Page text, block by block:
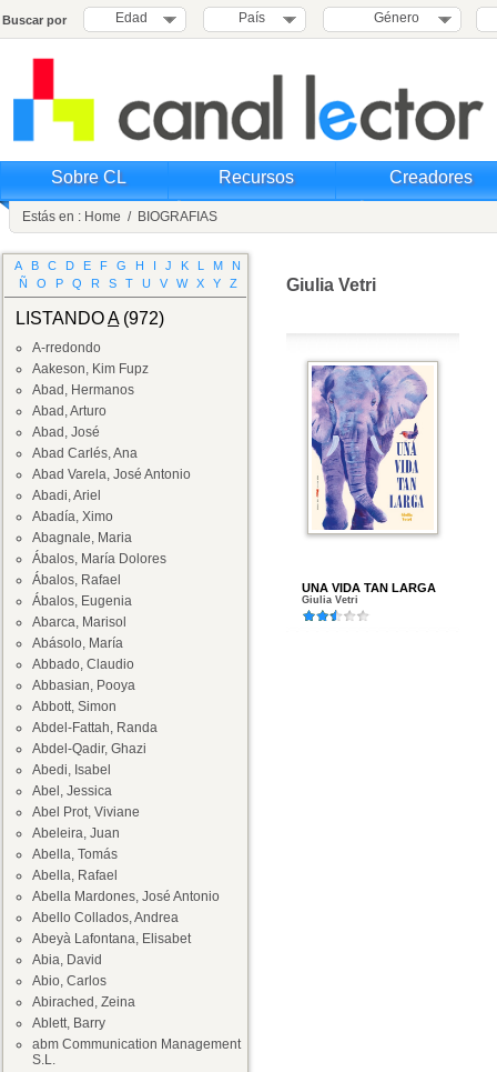
Buscar por Edad País Género
Sobre CL Recursos Creadores
Estás en : Home / BIOGRAFIAS
A B C D E F G H I J K L M
N
Ñ
O P Q R S T U V W X Y Z
LISTANDOA(972)
A-rredondo
Aakeson, Kim Fupz
Abad, Hermanos
Abad, Arturo
Abad, José
Abad Carlés, Ana
Abad Varela, José Antonio
Abadi, Ariel
Abadía, Ximo
Abagnale, Maria
Ábalos, María Dolores
Ábalos, Rafael
Ábalos, Eugenia
Abarca, Marisol
Abásolo, María
Abbado, Claudio
Abbasian, Pooya
Abbott, Simon
Abdel-Fattah, Randa
Abdel-Qadir, Ghazi
Abedi, Isabel
Abel, Jessica
Abel Prot, Viviane
Abeleira, Juan
Abella, Tomás
Abella, Rafael
Abella Mardones, José Antonio
Abello Collados, Andrea
Abeyà Lafontana, Elisabet
Abia, David
Abio, Carlos
Abirached, Zeina
Ablett, Barry
abm Communication Management
S.L.
Giulia Vetri
UNA VIDA TAN LARGA
Giulia Vetri